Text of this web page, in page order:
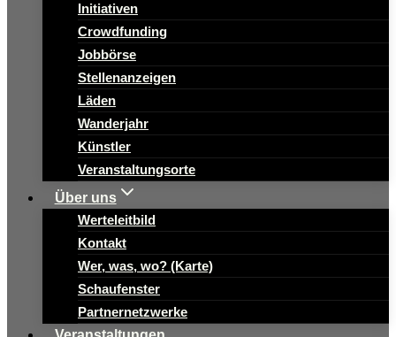
Initiativen
Crowdfunding
Jobbörse
Stellenanzeigen
Läden
Wanderjahr
Künstler
Veranstaltungsorte
Über uns
Werteleitbild
Kontakt
Wer, was, wo? (Karte)
Schaufenster
Partnernetzwerke